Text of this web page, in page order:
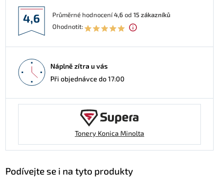
4,6 Průměrné hodnocení4,6 od 15zákazníků
Ohodnotit:
Náplně zítra u vás
Při objednávce do 17:00
Tonery Konica Minolta
Podívejte se i na tyto produkty